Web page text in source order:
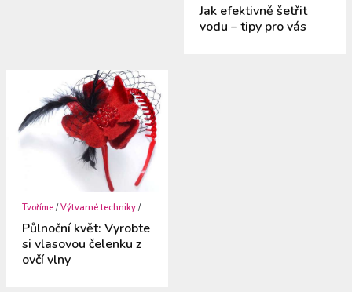
Jak efektivně šetřit
vodu – tipy pro vás
Tvoříme /Výtvarné techniky /
Půlnoční květ: Vyrobte
si vlasovou čelenku z
ovčí vlny